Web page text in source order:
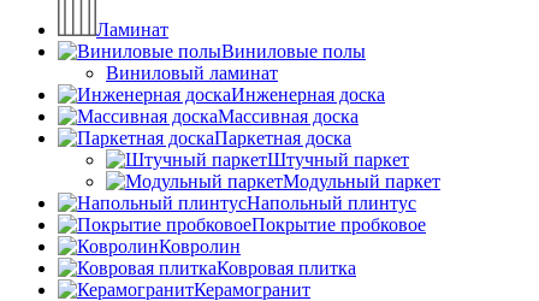
Ламинат
Виниловые полы
Виниловый ламинат
Инженерная доска
Массивная доска
Паркетная доска
Штучный паркет
Модульный паркет
Напольный плинтус
Покрытие пробковое
Ковролин
Ковровая плитка
Керамогранит